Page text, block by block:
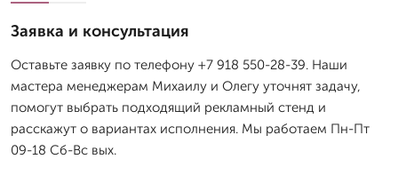
Заявка и консультация
Оставьте заявку по телефону +7 918 550-28-39. Наши
мастера менеджерам Михаилу и Олегу уточнят задачу,
помогут выбрать подходящий рекламный стенд и
расскажут о вариантах исполнения. Мы работаем Пн-Пт
09-18 Сб-Вс вых.